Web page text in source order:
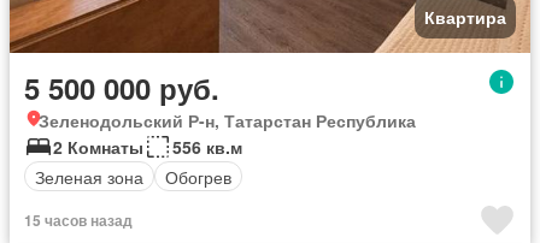
Квартира
5 500 000 руб.
Зеленодольский Р-н, Татарстан Республика
2 Комнаты
556 кв.м
Зеленая зона
Обогрев
15 часов назад